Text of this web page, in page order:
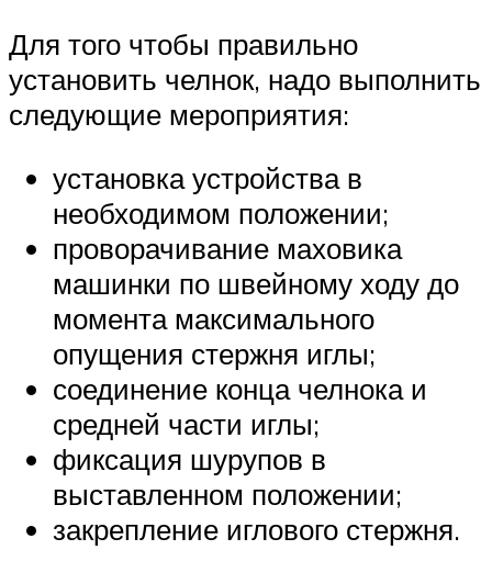
Для того чтобы правильно
установить челнок, надо выполнить
следующие мероприятия:
установка устройства в
необходимом положении;
проворачивание маховика
машинки по швейному ходу до
момента максимального
опущения стержня иглы;
соединение конца челнока и
средней части иглы;
фиксация шурупов в
выставленном положении;
закрепление иглового стержня.